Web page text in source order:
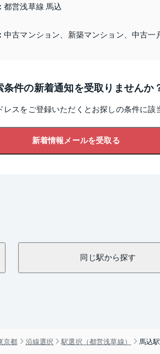
都営浅草線 馬込
中古マンション、新築マンション、中古
条件の新着通知を受取りませんか
レスをご登録いただくとお探しの条件に
新着情報メールを受取る
同じ駅から探す
京都 沿線選択 駅選択（都営浅草線） 馬込